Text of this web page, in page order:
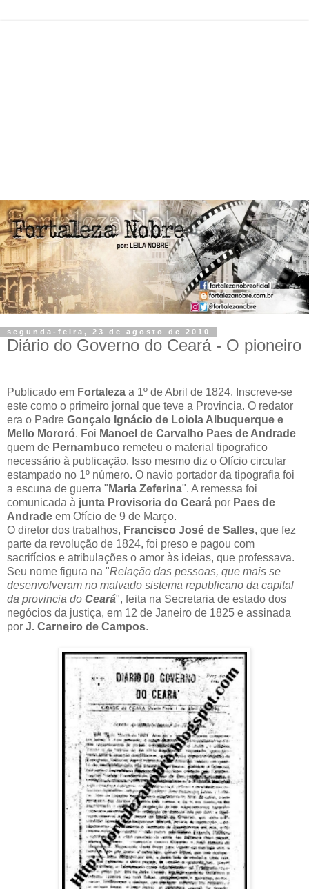
segunda-feira, 23 de agosto de 2010
Diário do Governo do Ceará - O pioneiro
Publicado em Fortaleza a 1º de Abril de 1824. Inscreve-se
este como o primeiro jornal que teve a Provincia. O redator
era o Padre Gonçalo Ignácio de Loiola Albuquerque e
Mello Mororó. Foi Manoel de Carvalho Paes de Andrade
quem de Pernambuco remeteu o material tipografico
necessário à publicação. Isso mesmo diz o Ofício circular
estampado no 1º número. O navio portador da tipografia foi
a escuna de guerra " Maria Zeferina". A remessa foi
comunicada à junta Provisoria do Ceará por Paes de
Andrade em Ofício de 9 de Março.
O diretor dos trabalhos, Francisco José de Salles, que fez
parte da revolução de 1824, foi preso e pagou com
sacrifícios e atribulações o amor às ideias, que professava.
Seu nome figura na "Relação das pessoas, que mais se
desenvolveram no malvado sistema republicano da capital
da provincia do Ceará", feita na Secretaria de estado dos
negócios da justiça, em 12 de Janeiro de 1825 e assinada
por J. Carneiro de Campos.